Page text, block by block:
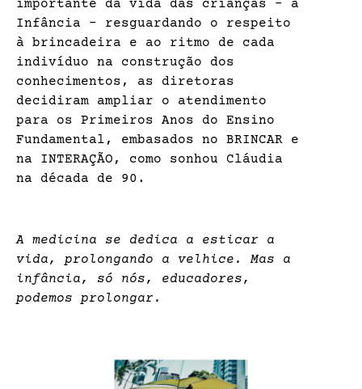
importante da vida das crianças – a
Infância – resguardando o respeito
à brincadeira e ao ritmo de cada
indivíduo na construção dos
conhecimentos, as diretoras
decidiram ampliar o atendimento
para os Primeiros Anos do Ensino
Fundamental, embasados no BRINCAR e
na INTERAÇÃO, como sonhou Cláudia
na década de 90.
A medicina se dedica a esticar a
vida, prolongando a velhice. Mas a
infância, só nós, educadores,
podemos prolongar.